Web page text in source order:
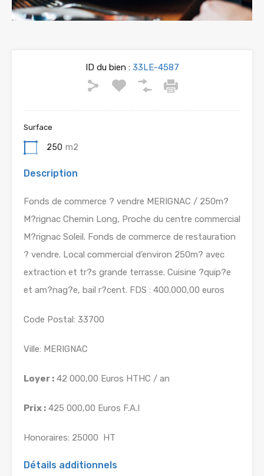
ID du bien :33LE-4587
Surface
250 m2
Description
Fonds de commerce ? vendre MERIGNAC / 250m?
M?rignac Chemin Long, Proche du centre commercial
M?rignac Soleil. Fonds de commerce de restauration
? vendre. Local commercial d’environ 250m? avec
extraction et tr?s grande terrasse. Cuisine ?quip?e
et am?nag?e, bail r?cent. FDS : 400.000,00 euros
Code Postal: 33700
Ville: MERIGNAC
Loyer : 42 000,00 Euros HTHC / an
Prix : 425 000,00 Euros F.A.I
Honoraires: 25000  HT
Détails additionnels